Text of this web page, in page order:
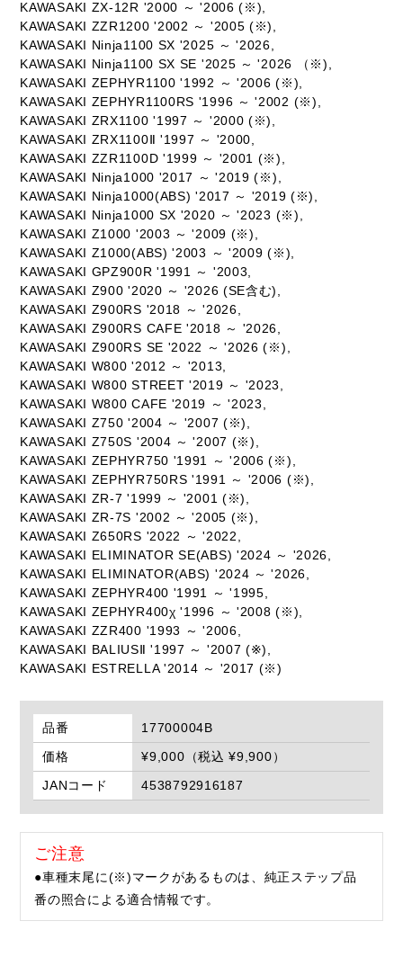
KAWASAKI ZX-12R '2000 ～ '2006 (※),
KAWASAKI ZZR1200 '2002 ～ '2005 (※),
KAWASAKI Ninja1100 SX '2025 ～ '2026,
KAWASAKI Ninja1100 SX SE '2025 ～ '2026 （※),
KAWASAKI ZEPHYR1100 '1992 ～ '2006 (※),
KAWASAKI ZEPHYR1100RS '1996 ～ '2002 (※),
KAWASAKI ZRX1100 '1997 ～ '2000 (※),
KAWASAKI ZRX1100Ⅱ '1997 ～ '2000,
KAWASAKI ZZR1100D '1999 ～ '2001 (※),
KAWASAKI Ninja1000 '2017 ～ '2019 (※),
KAWASAKI Ninja1000(ABS) '2017 ～ '2019 (※),
KAWASAKI Ninja1000 SX '2020 ～ '2023 (※),
KAWASAKI Z1000 '2003 ～ '2009 (※),
KAWASAKI Z1000(ABS) '2003 ～ '2009 (※),
KAWASAKI GPZ900R '1991 ～ '2003,
KAWASAKI Z900 '2020 ～ '2026 (SE含む),
KAWASAKI Z900RS '2018 ～ '2026,
KAWASAKI Z900RS CAFE '2018 ～ '2026,
KAWASAKI Z900RS SE '2022 ～ '2026 (※),
KAWASAKI W800 '2012 ～ '2013,
KAWASAKI W800 STREET '2019 ～ '2023,
KAWASAKI W800 CAFE '2019 ～ '2023,
KAWASAKI Z750 '2004 ～ '2007 (※),
KAWASAKI Z750S '2004 ～ '2007 (※),
KAWASAKI ZEPHYR750 '1991 ～ '2006 (※),
KAWASAKI ZEPHYR750RS '1991 ～ '2006 (※),
KAWASAKI ZR-7 '1999 ～ '2001 (※),
KAWASAKI ZR-7S '2002 ～ '2005 (※),
KAWASAKI Z650RS '2022 ～ '2022,
KAWASAKI ELIMINATOR SE(ABS) '2024 ～ '2026,
KAWASAKI ELIMINATOR(ABS) '2024 ～ '2026,
KAWASAKI ZEPHYR400 '1991 ～ '1995,
KAWASAKI ZEPHYR400χ '1996 ～ '2008 (※),
KAWASAKI ZZR400 '1993 ～ '2006,
KAWASAKI BALIUSⅡ '1997 ～ '2007 (※),
KAWASAKI ESTRELLA '2014 ～ '2017 (※)
品番
17700004B
価格
¥9,000（税込 ¥9,900）
JANコード
4538792916187
ご注意
●車種末尾に(※)マークがあるものは、純正ステップ品
番の照合による適合情報です。